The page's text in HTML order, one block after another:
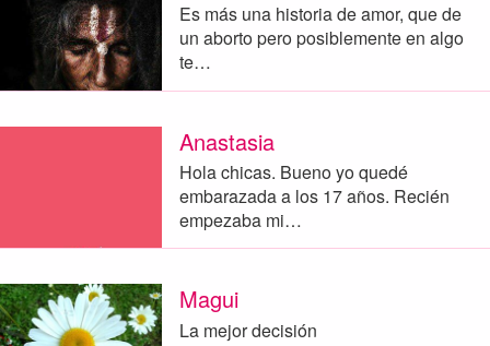
Es más una historia de amor, que de
un aborto pero posiblemente en algo
te…
Anastasia
Hola chicas. Bueno yo quedé
embarazada a los 17 años. Recién
empezaba mi…
Magui
La mejor decisión